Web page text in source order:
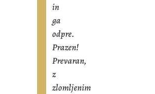
in
ga
odpre.
Prazen!
Prevaran,
z
zlomljenim